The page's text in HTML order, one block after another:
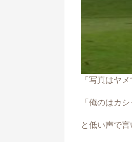
「写真はヤ
「俺のはカ
と低い声で